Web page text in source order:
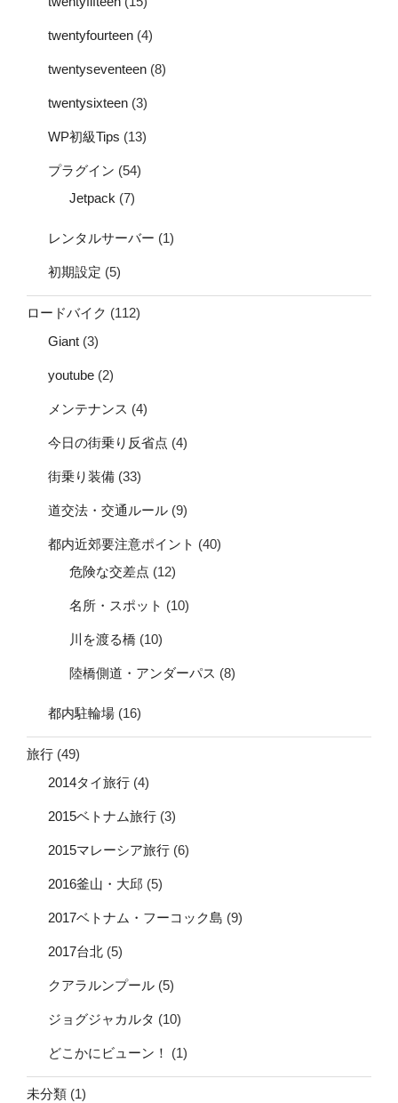
twentyfourteen (4)
twentyseventeen (8)
twentysixteen (3)
WP初級Tips (13)
プラグイン (54)
Jetpack (7)
レンタルサーバー (1)
初期設定 (5)
ロードバイク (112)
Giant (3)
youtube (2)
メンテナンス (4)
今日の街乗り反省点 (4)
街乗り装備 (33)
道交法・交通ルール (9)
都内近郊要注意ポイント (40)
危険な交差点 (12)
名所・スポット (10)
川を渡る橋 (10)
陸橋側道・アンダーパス (8)
都内駐輪場 (16)
旅行 (49)
2014タイ旅行 (4)
2015ベトナム旅行 (3)
2015マレーシア旅行 (6)
2016釜山・大邱 (5)
2017ベトナム・フーコック島 (9)
2017台北 (5)
クアラルンプール (5)
ジョグジャカルタ (10)
どこかにビューン！ (1)
未分類 (1)